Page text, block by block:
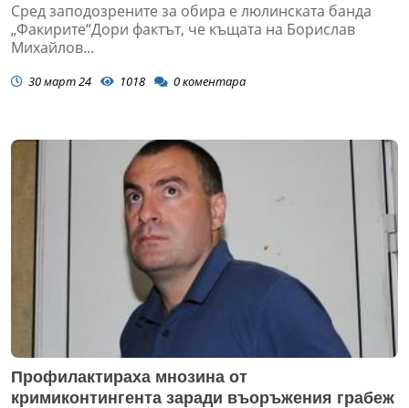
Сред заподозрените за обира е люлинската банда
„Факирите“Дори фактът, че къщата на Борислав
Михайлов...
30 март 24 1018 0коментара
Профилактираха мнозина от
кримиконтингента заради въоръжения грабеж